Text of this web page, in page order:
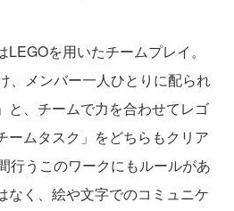
を用いたチームプレイ。
、メンバー一人ひとりに配られ
と、チームで力を合わせてレゴ
ームタスク」をどちらもクリア
行うこのワークにもルールがあ
なく、絵や文字でのコミュニケ